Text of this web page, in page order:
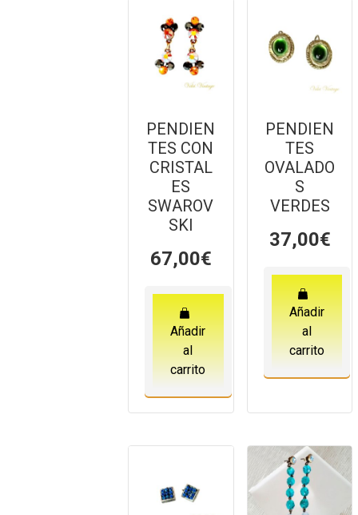
PENDIEN
TES CON
CRISTAL
ES
SWAROV
SKI
67,00€
Añadir
al
carrito
PENDIEN
TES
OVALADO
S
VERDES
37,00€
Añadir
al
carrito